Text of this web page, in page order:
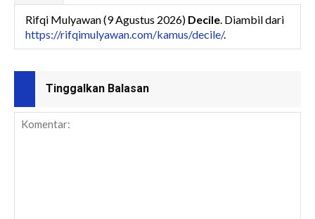
Rifqi Mulyawan (9 Agustus 2026) Decile. Diambil dari
https://rifqimulyawan.com/kamus/decile/.
Tinggalkan Balasan